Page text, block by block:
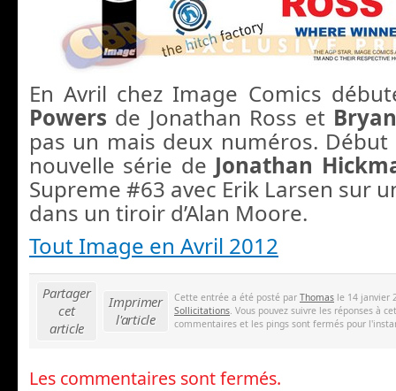
En Avril chez Image Comics
Powers de Jonathan Ross et
pas un mais deux numéros.
nouvelle série de Jonathan
Supreme #63 avec Erik Larsen sur
dans un tiroir d’Alan Moore.
Tout Image en Avril 2012
Partager
cet
article
Imprimer
l'article
Cette entrée a été posté par Thomas le 14 janvier
Sollicitations. Vous pouvez suivre les réponses à
commentaires et les pings sont fermés pour
Les commentaires sont fermés.